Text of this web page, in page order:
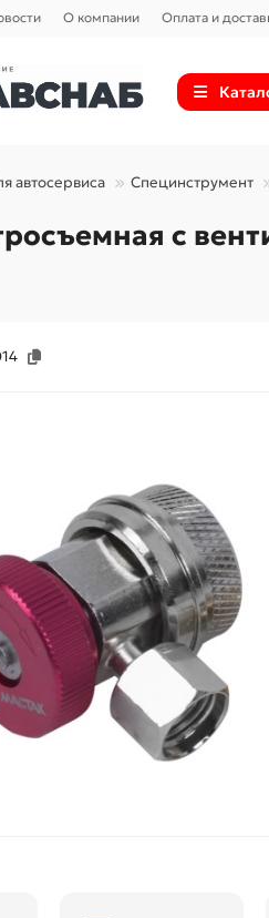
О компании Оплата и
автосервиса Специнструмент
с